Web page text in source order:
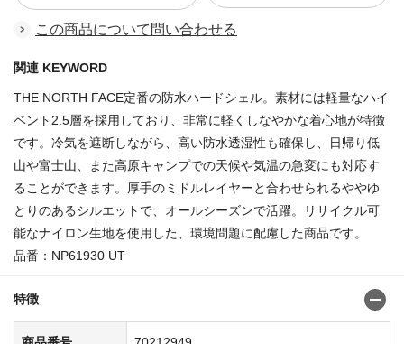
この商品について問い合わせる
関連 KEYWORD
THE NORTH FACE定番の防水ハードシェル。素材には軽量なハイ
ベント2.5層を採用しており、非常に軽くしなやかな着心地が特徴
です。冷気を遮断しながら、高い防水透湿性も確保し、日帰り低
山や富士山、また高原キャンプでの天候や気温の急変にも対応す
ることができます。厚手のミドルレイヤーと合わせられるややゆ
とりのあるシルエットで、オールシーズンで活躍。リサイクル可
能なナイロン生地を使用した、環境問題に配慮した商品です。
品番：NP61930 UT
特徴